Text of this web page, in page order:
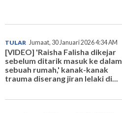
TULAR Jumaat, 30 Januari 2026 4:34 AM
[VIDEO] 'Raisha Falisha dikejar
sebelum ditarik masuk ke dalam
sebuah rumah,' kanak-kanak
trauma diserang jiran lelaki di...